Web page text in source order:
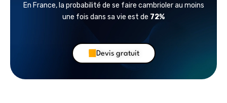
En France, la probabilité de se faire cambrioler au moins
une fois dans sa vie est de 72%
Devis gratuit